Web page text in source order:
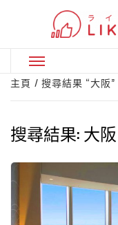
Primary
Menu
主頁 搜尋結果 “大阪”
搜尋結果:大阪